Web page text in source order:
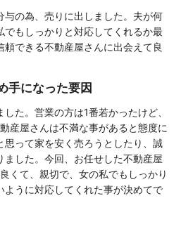
与の為、売りに出しました。夫が何
でもしっかりと対応してくれるか最
できる不動産屋さんに出会えて良
手になった要因
た。営業の方は1番若かったけど、
産屋さんは不満な事があると態度に
思って家を安く売ろうとしたり、誠
した。今回、お任せした不動産屋
くて、親切で、女の私でもしっかり
ように対応してくれた事が決めてで